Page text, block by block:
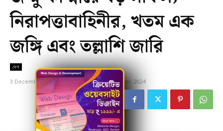
নিরাপত্তাবাহিনীর, খতম এক
জঙ্গি এবং তল্লাশি জারি
দেশ
3 December, 2024 Updated: 3 December, 2024